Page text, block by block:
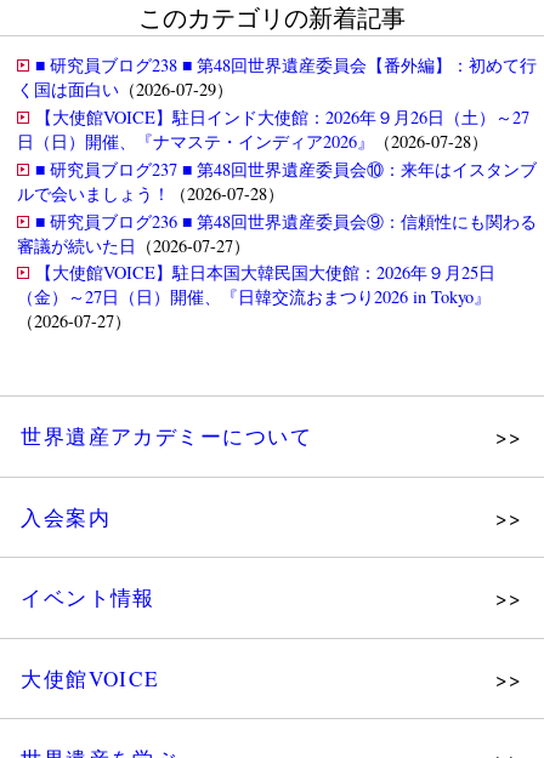
このカテゴリの新着記事
■ 研究員ブログ238 ■ 第48回世界遺産委員会【番外編】：初めて行
く国は面白い（2026-07-29）
【大使館VOICE】駐日インド大使館：2026年９月26日（土）～27
日（日）開催、『ナマステ・インディア2026』
（2026-07-28）
■ 研究員ブログ237 ■ 第48回世界遺産委員会⑩：来年はイスタンブ
ルで会いましょう！
（2026-07-28）
■ 研究員ブログ236 ■ 第48回世界遺産委員会⑨：信頼性にも関わる
審議が続いた日 （2026-07-27）
【大使館VOICE】駐日本国大韓民国大使館：2026年９月25日
（金）～27日（日）開催、『日韓交流おまつり2026 in Tokyo』
（2026-07-27）
世界遺産アカデミーについて
組織図・役員
法人会員・協賛団体／公認団体
入会案内
イベント情報
展示会
大使館VOICE